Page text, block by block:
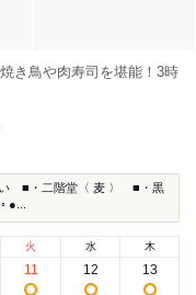
き鳥や肉寿司を堪能！3時
い ■・二階堂〈 麦 〉 ■・黒
●...
火
11
水
12
木
13